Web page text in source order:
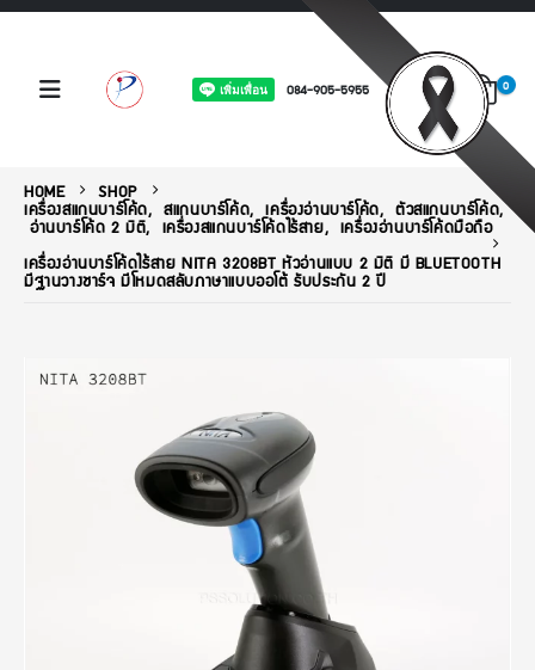
084-905-5955 0
HOME SHOP
เครื่องสแกนบาร์โค้ด, สแกนบาร์โค้ด, เครื่องอ่านบาร์โค้ด, ตัวสแกนบาร์โค้ด,
อ่านบาร์โค้ด 2 มิติ, เครื่องสแกนบาร์โค้ดไร้สาย, เครื่องอ่านบาร์โค้ดมือถือ
เครื่องอ่านบาร์โค้ดไร้สาย NITA 3208BT หัวอ่านแบบ 2 มิติ มี BLUETOOTH
มีฐานวางชาร์จ มีโหมดสลับภาษาแบบออโต้ รับประกัน 2 ปี